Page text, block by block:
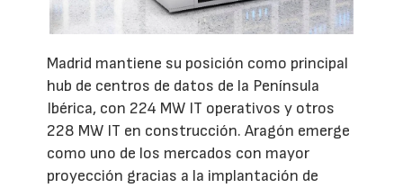
Madrid mantiene su posición como principal
hub de centros de datos de la Península
Ibérica, con 224 MW IT operativos y otros
228 MW IT en construcción. Aragón emerge
como uno de los mercados con mayor
proyección gracias a la implantación de